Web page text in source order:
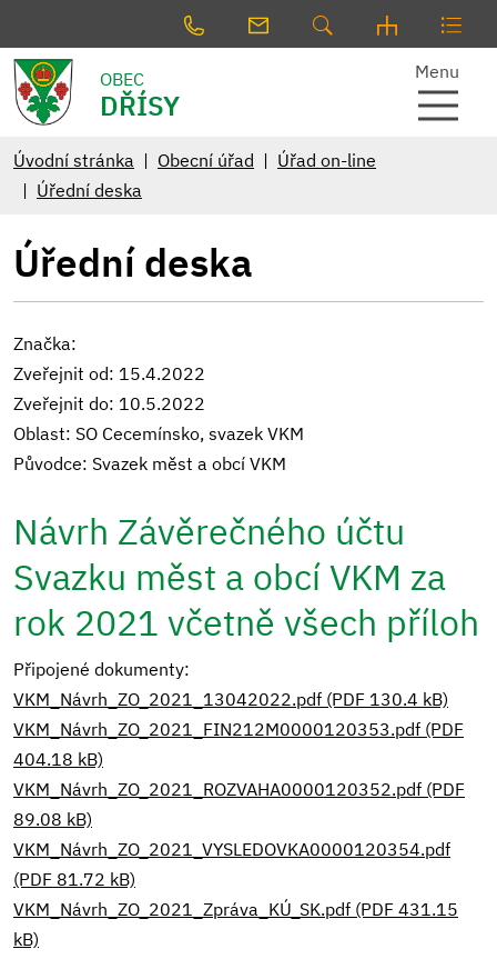
OBEC
DŘÍSY
Menu
Úvodní stránka Obecní úřad
Úřad on-line
Úřední deska
Úřední deska
Značka:
Zveřejnit od: 15.4.2022
Zveřejnit do: 10.5.2022
Oblast: SO Cecemínsko, svazek VKM
Původce: Svazek měst a obcí VKM
Návrh Závěrečného účtu
Svazku měst a obcí VKM za
rok 2021 včetně všech příloh
Připojené dokumenty:
VKM_Návrh_ZO_2021_13042022.pdf (PDF 130.4 kB)
VKM_Návrh_ZO_2021_FIN212M0000120353.pdf (PDF
404.18 kB)
VKM_Návrh_ZO_2021_ROZVAHA0000120352.pdf (PDF
89.08 kB)
VKM_Návrh_ZO_2021_VYSLEDOVKA0000120354.pdf
(PDF 81.72 kB)
VKM_Návrh_ZO_2021_Zpráva_KÚ_SK.pdf (PDF 431.15
kB)